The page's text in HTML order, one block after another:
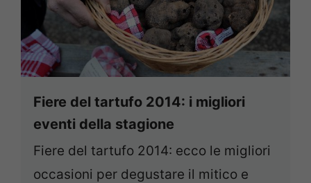
Fiere del tartufo 2014: i migliori
eventi della stagione
Fiere del tartufo 2014: ecco le migliori
occasioni per degustare il mitico e